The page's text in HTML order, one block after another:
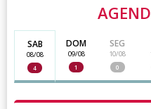
SAB
08/08
4
DOM
09/08
1
SEG
10/08
0